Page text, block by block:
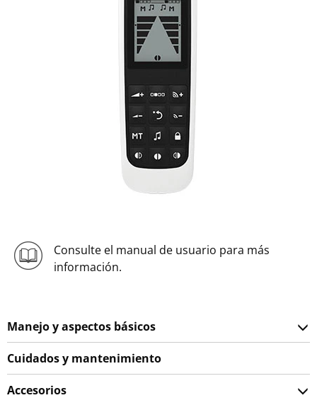
Consulte el manual de usuario para más
información.
Manejo y aspectos básicos
Cuidados y mantenimiento
Accesorios